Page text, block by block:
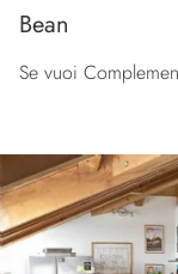
Bean